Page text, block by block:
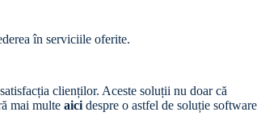
în serviciile oferite.
clienților. Aceste soluții nu doar că
mai multe aici despre o astfel de soluție software